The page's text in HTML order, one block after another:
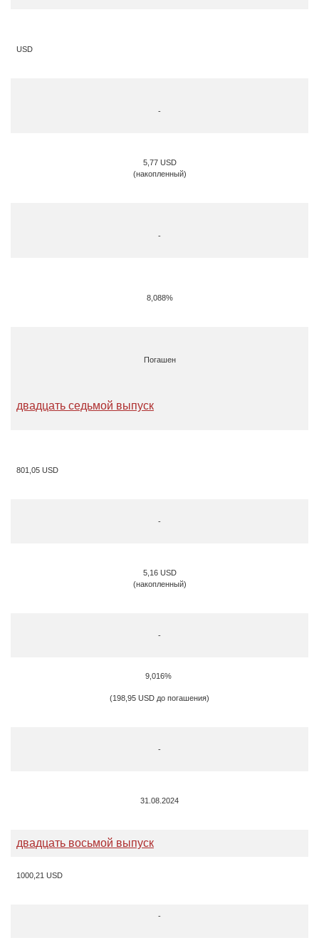
USD
-
5,77 USD
(накопленный)
-
8,088%
Погашен
двадцать седьмой выпуск
801,05 USD
-
5,16 USD
(накопленный)
-
9,016%
(198,95 USD до погашения)
-
31.08.2024
двадцать восьмой выпуск
1000,21 USD
-